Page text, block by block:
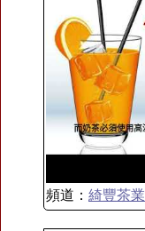
頻道： 綺豐茶業